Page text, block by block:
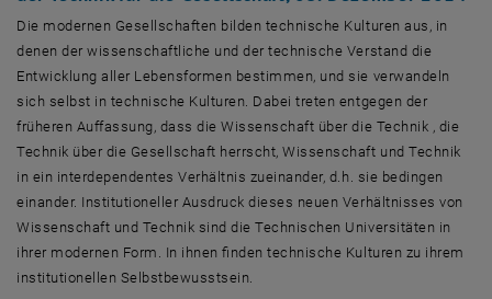
Die modernen Gesellschaften bilden technische Kulturen aus, in
denen der wissenschaftliche und der technische Verstand die
Entwicklung aller Lebensformen bestimmen, und sie verwandeln
sich selbst in technische Kulturen. Dabei treten entgegen der
früheren Auffassung, dass die Wissenschaft über die Technik , die
Technik über die Gesellschaft herrscht, Wissenschaft und Technik
in ein interdependentes Verhältnis zueinander, d.h. sie bedingen
einander. Institutioneller Ausdruck dieses neuen Verhältnisses von
Wissenschaft und Technik sind die Technischen Universitäten in
ihrer modernen Form. In ihnen finden technische Kulturen zu ihrem
institutionellen Selbstbewusstsein.